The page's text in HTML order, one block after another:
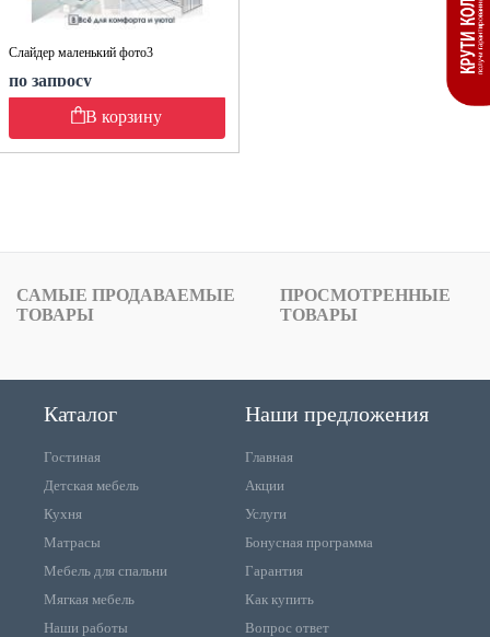
Слайдер маленький фото3
по запросу
В корзину
САМЫЕ ПРОДАВАЕМЫЕ
ТОВАРЫ
ПРОСМОТРЕННЫЕ
ТОВАРЫ
Каталог
Гостиная
Детская мебель
Кухня
Матрасы
Мебель для спальни
Мягкая мебель
Наши работы
Наши предложения
Главная
Акции
Услуги
Бонусная программа
Гарантия
Как купить
Вопрос ответ